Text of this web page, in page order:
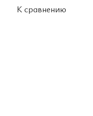
К сравнению